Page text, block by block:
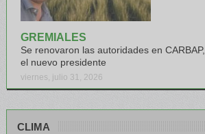
GREMIALES
Se renovaron las autoridades en
el nuevo presidente
viernes, julio 31, 2026
CLIMA